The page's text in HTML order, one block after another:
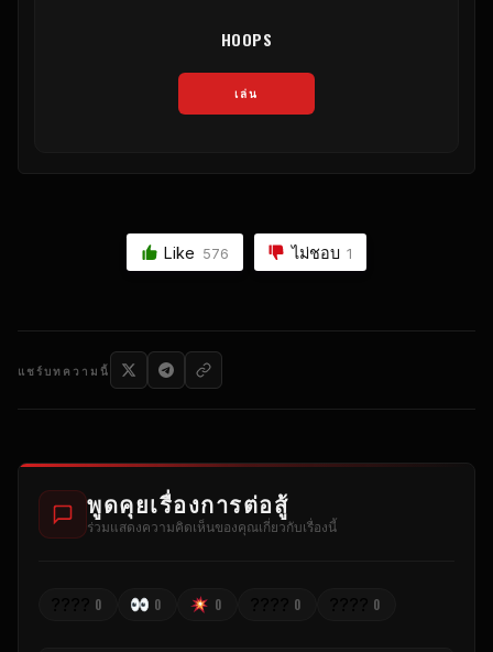
HOOPS
เล่น
Like 576 ไม่ชอบ 1
แชร์บทความนี้
พูดคุยเรื่องการต่อสู้
ร่วมแสดงความคิดเห็นของคุณเกี่ยวกับเรื่องนี้
0 0 0 0 0